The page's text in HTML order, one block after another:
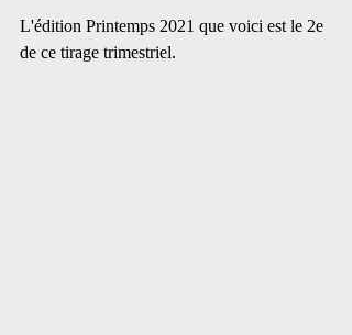
L'édition Printemps 2021 que voici est le 2e
de ce tirage trimestriel.